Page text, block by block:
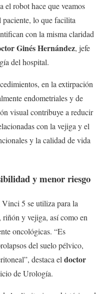
robot hace que veamos
paciente, lo que facilita
con la misma claridad
Ginés Hernández, jefe
del hospital.
en la extirpación
endometriales y de
visual contribuye a reducir
con la vejiga y el
y la calidad de vida
y menor riesgo
5 se utiliza para la
riñón y vejiga, así como en
oncológicas. “Es
del suelo pélvico,
destaca el doctor
de Urología.